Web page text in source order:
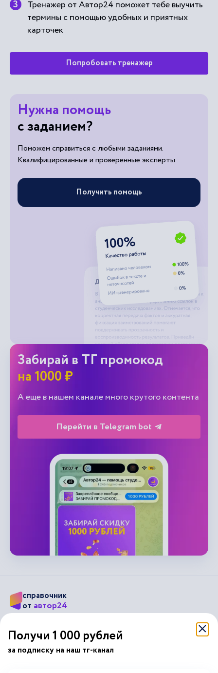
Тренажер от Автор24 поможет тебе выучить
термины с помощью удобных и приятных
карточек
Попробовать тренажер
Нужна помощь
с заданием?
Поможем справиться с любыми заданиями.
Квалифицированные и проверенные эксперты
Получить помощь
Забирай в ТГ промокод
на 1000 ₽
А еще в нашем канале много крутого контента
Перейти в Telegram bot
справочник
от автор24
Подписывайся на наши соц. сети
Получи 1 000 рублей
за подписку на наш тг-канал